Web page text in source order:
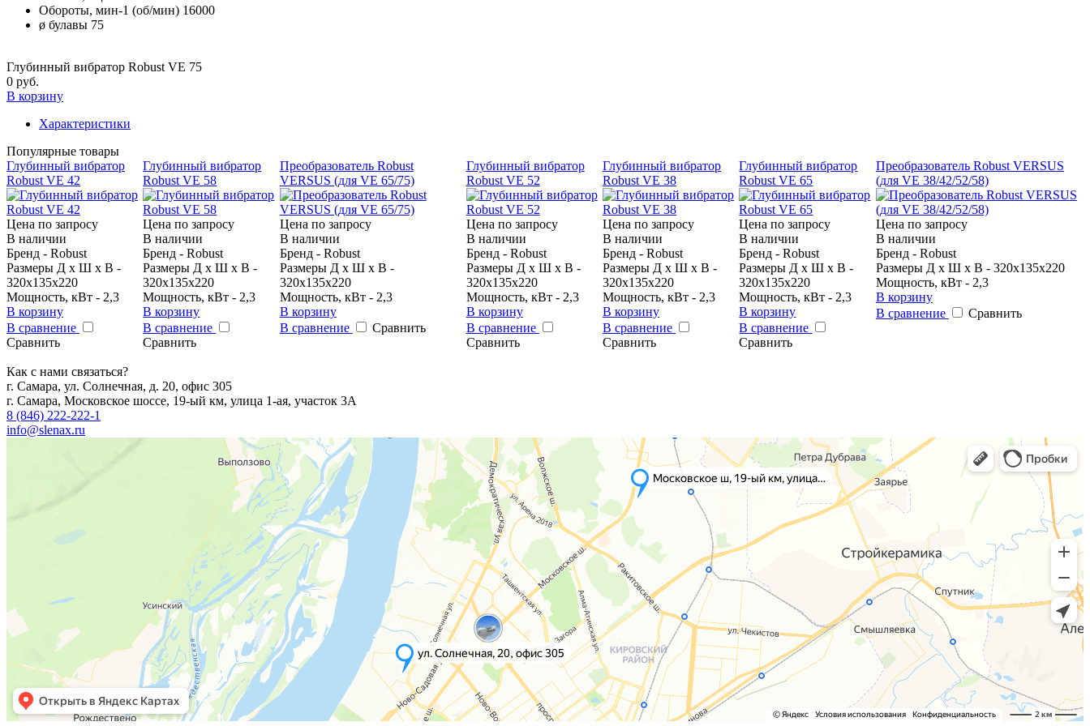
Обороты, мин-1 (об/мин) 16000
ø булавы 75
Глубинный вибратор Robust VE 75
0 руб.
В корзину
Характеристики
Популярные товары
Глубинный вибратор
Robust VE 42
Цена по запросу
В наличии
Бренд - Robust
Размеры Д х Ш х В -
320х135х220
Мощность, кВт - 2,3
В корзину
В сравнение
Сравнить
Глубинный вибратор
Robust VE 58
Цена по запросу
В наличии
Бренд - Robust
Размеры Д х Ш х В -
320х135х220
Мощность, кВт - 2,3
В корзину
В сравнение
Сравнить
Преобразователь Robust
VERSUS (для VE 65/75)
Цена по запросу
В наличии
Бренд - Robust
Размеры Д х Ш х В -
320х135х220
Мощность, кВт - 2,3
В корзину
В сравнение
Сравнить
Глубинный вибратор
Robust VE 52
Цена по запросу
В наличии
Бренд - Robust
Размеры Д х Ш х В -
320х135х220
Мощность, кВт - 2,3
В корзину
В сравнение
Сравнить
Глубинный вибратор
Robust VE 38
Цена по запросу
В наличии
Бренд - Robust
Размеры Д х Ш х В -
320х135х220
Мощность, кВт - 2,3
В корзину
В сравнение
Сравнить
Глубинный вибратор
Robust VE 65
Цена по запросу
В наличии
Бренд - Robust
Размеры Д х Ш х В -
320х135х220
Мощность, кВт - 2,3
В корзину
В сравнение
Сравнить
Преобразователь Robust VERSUS
(для VE 38/42/52/58)
Цена по запросу
В наличии
Бренд - Robust
Размеры Д х Ш х В - 320х135х220
Мощность, кВт - 2,3
В корзину
В сравнение
Сравнить
Как с нами связаться?
г. Самара, ул. Солнечная, д. 20, офис 305
г. Самара, Московское шоссе, 19-ый км, улица 1-ая, участок 3А
8 (846) 222-222-1
info@slenax.ru